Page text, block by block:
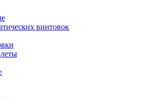
винтовок